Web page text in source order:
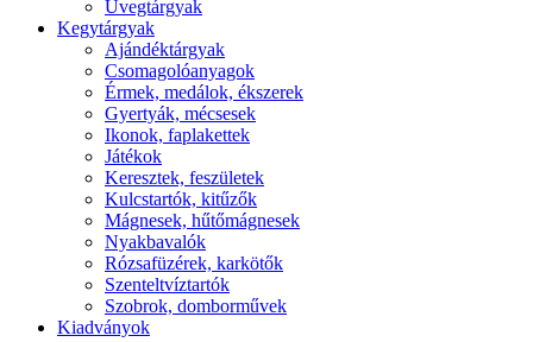
Üvegtárgyak
Kegytárgyak
Ajándéktárgyak
Csomagolóanyagok
Érmek, medálok, ékszerek
Gyertyák, mécsesek
Ikonok, faplakettek
Játékok
Keresztek, feszületek
Kulcstartók, kitűzők
Mágnesek, hűtőmágnesek
Nyakbavalók
Rózsafüzérek, karkötők
Szenteltvíztartók
Szobrok, domborművek
Kiadványok